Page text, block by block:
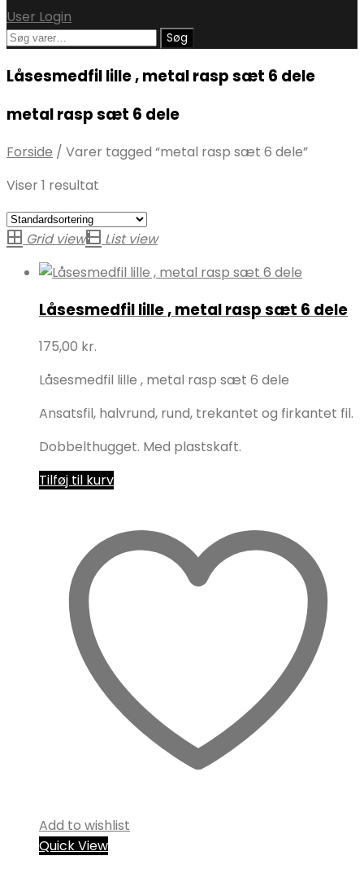
User Login
Søg
Søg
Låsesmedfil lille , metal rasp sæt 6 dele
metal rasp sæt 6 dele
Forside / Varer tagged “metal rasp sæt 6 dele”
Viser 1 resultat
Grid view List view
Låsesmedfil lille , metal rasp sæt 6 dele
175,00 kr.
Låsesmedfil lille , metal rasp sæt 6 dele
Ansatsfil, halvrund, rund, trekantet og firkantet fil.
Dobbelthugget. Med plastskaft.
Tilføj til kurv
Add to wishlist
Quick View